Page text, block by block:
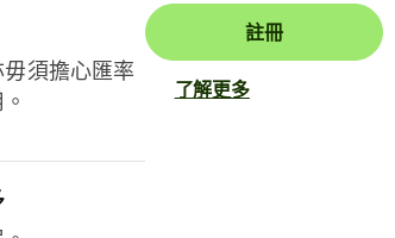
須擔心匯率
註冊
了解更多